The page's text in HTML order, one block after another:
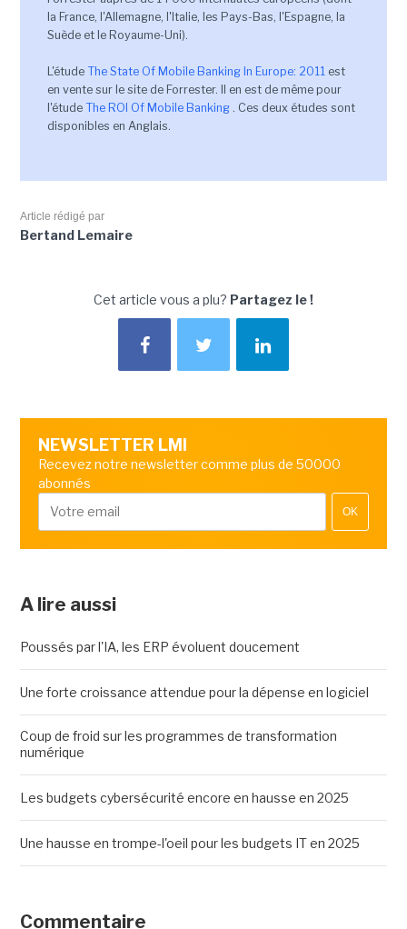
la France, l'Allemagne, l'Italie, les Pays-Bas, l'Espagne, la
Suède et le Royaume-Uni).
L'étude The State Of Mobile Banking In Europe: 2011est
en vente sur le site de Forrester. Il en est de même pour
l'étude The ROI Of Mobile Banking . Ces deux études sont
disponibles en Anglais.
Article rédigé par
Bertand Lemaire
Cet article vous a plu? Partagez le !
NEWSLETTER LMI
Recevez notre newsletter comme plus de 50000
abonnés
OK
A lire aussi
Poussés par l'IA, les ERP évoluent doucement
Une forte croissance attendue pour la dépense en logiciel
Coup de froid sur les programmes de transformation
numérique
Les budgets cybersécurité encore en hausse en 2025
Une hausse en trompe-l'oeil pour les budgets IT en 2025
Commentaire